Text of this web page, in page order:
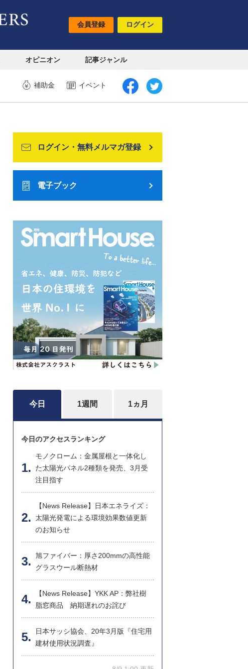
会員登録 ログイン
オピニオン 記事ジャンル
補助金 イベント
ログイン・無料メルマガ登録
電子ブック
今日 1週間 1ヵ月
今日のアクセスランキング
モノクローム：金属屋根と一体化し
た太陽光パネル2種類を発売、3月受
注目指す
【News Release】日本エネライズ：
太陽光発電による環境効果数値更新
のお知らせ
旭ファイバー：厚さ200mmの高性能
グラスウール断熱材
【News Release】YKK AP：弊社樹
脂窓商品 納期遅れのお詫び
日本サッシ協会、20年3月版『住宅用
建材使用状況調査』